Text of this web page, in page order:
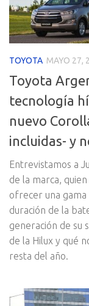
TOYOTA MAYO 27,
Toyota
tecnología
nuevo
incluidas- y
Entrevistamos a
de la marca,
ofrecer una gama
duración de la
generación de su
de la Hilux y qué
resta del año.